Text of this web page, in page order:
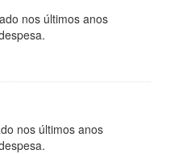
nos últimos anos
nos últimos anos